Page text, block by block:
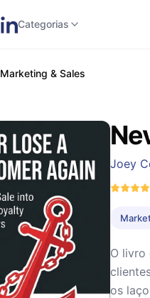
Categorias
Marketing & Sales
Joey
O livro
os